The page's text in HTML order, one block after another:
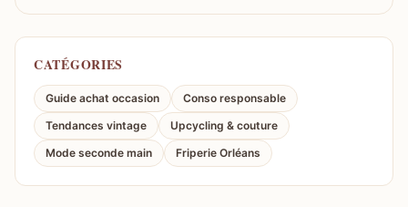
CATÉGORIES
Guide achat occasion
Conso responsable
Tendances vintage
Upcycling & couture
Mode seconde main
Friperie Orléans